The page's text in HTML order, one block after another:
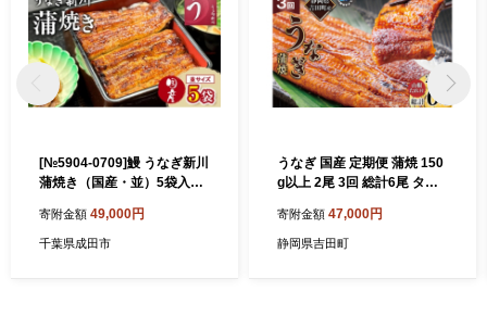
[№5904-0709]鰻 うなぎ新川
蒲焼き（国産・並）5袋入り
焼 国産 国産うなぎ 三河一色
産 タレ付き うな重 冷凍 成田
寄附金額 49,000円
千葉県成田市
うなぎ 国産 定期便 蒲焼 150
g以上 2尾 3回 総計6尾 タレ
静岡県 吉田町 22424567] 鰻
ウナギ うなぎかば焼き うな
寄附金額 47,000円
静岡県吉田町